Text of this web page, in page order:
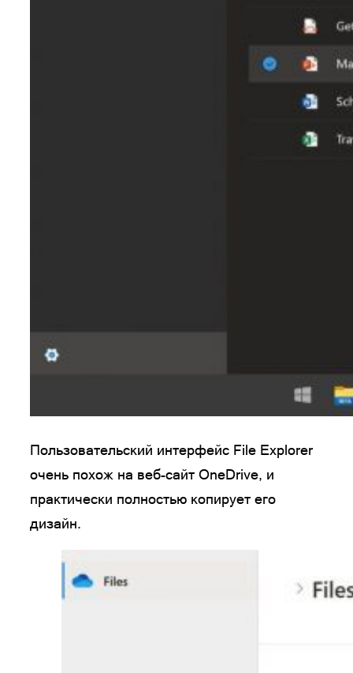
Пользовательский интерфейс File Explorer
очень похож на веб-сайт OneDrive, и
практически полностью копирует его
дизайн.